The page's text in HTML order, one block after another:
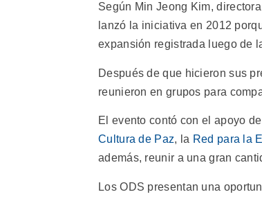
Según Min Jeong Kim,
lanzó la iniciativa en 2012
expansión registrada luego de
Después de que hicieron sus
reunieron en grupos para
El evento contó con el apoyo
Cultura de Paz, la Red para la
además, reunir a una gran
Los ODS presentan una